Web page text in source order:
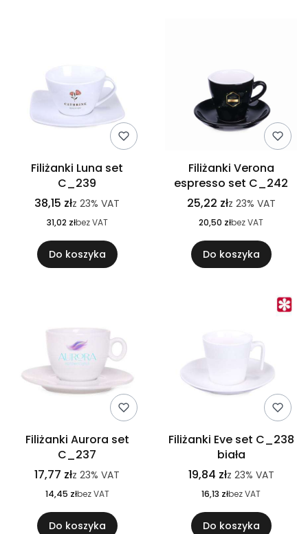
Filiżanki Luna set
C_239
38,15 złz 23% VAT
31,02 złbez VAT
Do koszyka
Filiżanki Verona
espresso set C_242
25,22 złz 23% VAT
20,50 złbez VAT
Do koszyka
Filiżanki Aurora set
C_237
17,77 złz 23% VAT
14,45 złbez VAT
Do koszyka
Filiżanki Eve set C_238
biała
19,84 złz 23% VAT
16,13 złbez VAT
Do koszyka